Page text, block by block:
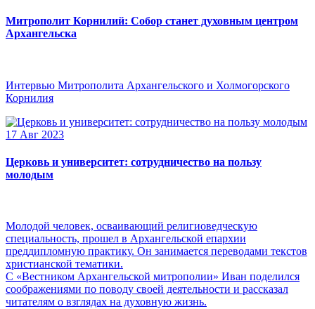
Митрополит Корнилий: Собор станет духовным центром
Архангельска
Интервью Митрополита Архангельского и Холмогорского
Корнилия
17 Авг 2023
Церковь и университет: сотрудничество на пользу
молодым
Молодой человек, осваивающий религиоведческую
специальность, прошел в Архангельской епархии
преддипломную практику. Он занимается переводами текстов
христианской тематики.
С «Вестником Архангельской митрополии» Иван поделился
соображениями по поводу своей деятельности и рассказал
читателям о взглядах на духовную жизнь.